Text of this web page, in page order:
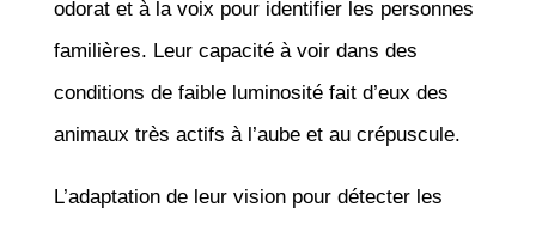
odorat et à la voix pour identifier les personnes
familières. Leur capacité à voir dans des
conditions de faible luminosité fait d’eux des
animaux très actifs à l’aube et au crépuscule.
L’adaptation de leur vision pour détecter les